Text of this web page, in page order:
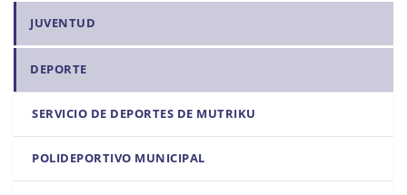
ó
n
JUVENTUD
DEPORTE
SERVICIO DE DEPORTES DE MUTRIKU
POLIDEPORTIVO MUNICIPAL